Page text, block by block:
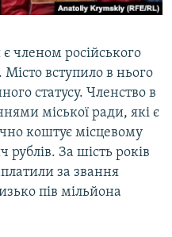
членом російського
Місто вступило в нього
статусу. Членство в
міської ради, які є
коштує місцевому
рублів. За шість років
за звання
пів мільйона